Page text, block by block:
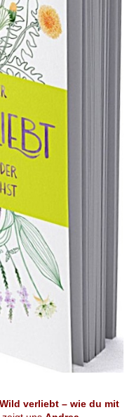
verliebt – wie du mit